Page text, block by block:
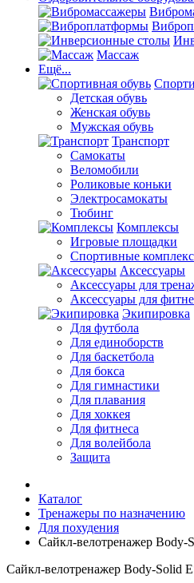
Массаж
Ещё...
Детская обувь
Женская обувь
Мужская обувь
Транспорт
Самокаты
Веломобили
Роликовые коньки
Электросамокаты
Тюбинг
Комплексы
Игровые площадки
Спортивные
Аксессуары
Аксессуары для
Аксессуары для
Экипировка
Для футбола
Для единоборств
Для баскетбола
Для бокса
Для гимнастики
Для плавания
Для хоккея
Для фитнеса
Для волейбола
Защита
Каталог
Тренажеры по назначению
Для похудения
Сайкл-велотренажер Body-
Сайкл-велотренажер Body-Solid